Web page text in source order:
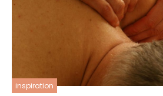
inspiration